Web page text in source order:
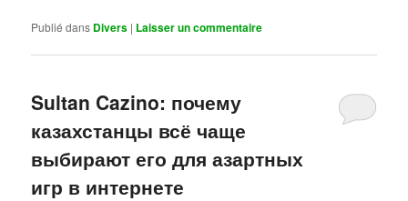
Publié dans Divers | Laisser un commentaire
Sultan Cazino: почему
казахстанцы всё чаще
выбирают его для азартных
игр в интернете